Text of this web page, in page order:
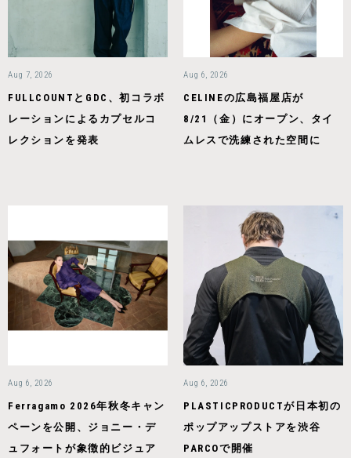
Aug 7, 2026
FULLCOUNTとGDC、初コラボ
レーションによるカプセルコ
レクションを発表
Aug 6, 2026
CELINEの広島福屋店が
8/21（金）にオープン、タイ
ムレスで洗練された空間に
Aug 6, 2026
Ferragamo 2026年秋冬キャン
ペーンを公開、ジョニー・デ
ュフォートが象徴的ビジュア
Aug 6, 2026
PLASTICPRODUCTが日本初の
ポップアップストアを渋谷
PARCOで開催